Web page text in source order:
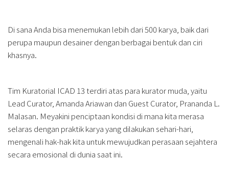
Di sana Anda bisa menemukan lebih dari 500 karya, baik dari
perupa maupun desainer dengan berbagai bentuk dan ciri
khasnya.
Tim Kuratorial ICAD 13 terdiri atas para kurator muda, yaitu
Lead Curator, Amanda Ariawan dan Guest Curator, Prananda L.
Malasan. Meyakini penciptaan kondisi di mana kita merasa
selaras dengan praktik karya yang dilakukan sehari-hari,
mengenali hak-hak kita untuk mewujudkan perasaan sejahtera
secara emosional di dunia saat ini.